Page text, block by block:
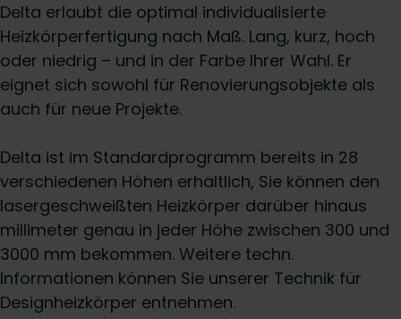
Delta erlaubt die optimal individualisierte
Heizkörperfertigung nach Maß. Lang, kurz, hoch
oder niedrig – und in der Farbe Ihrer Wahl. Er
eignet sich sowohl für Renovierungsobjekte als
auch für neue Projekte.
Delta ist im Standardprogramm bereits in 28
verschiedenen Höhen erhältlich, Sie können den
lasergeschweißten Heizkörper darüber hinaus
millimeter genau in jeder Höhe zwischen 300 und
3000 mm bekommen. Weitere techn.
Informationen können Sie unserer Technik für
Designheizkörper entnehmen.